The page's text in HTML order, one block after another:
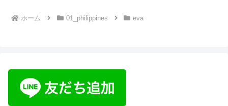
ホーム 01_philippines eva